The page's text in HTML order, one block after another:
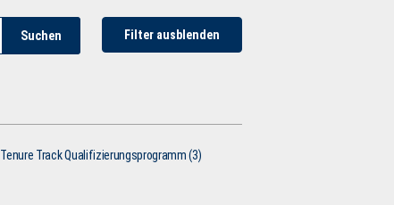
Suchen Filter ausblenden
Tenure Track Qualifizierungsprogramm (3)